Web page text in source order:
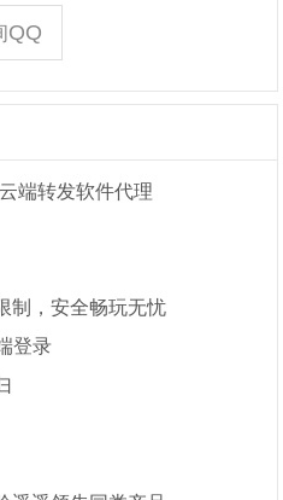
QQ
端转发软件代理
制，安全畅玩无忧
登录